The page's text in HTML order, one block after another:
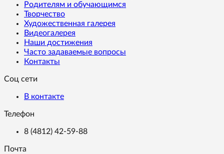
Родителям и обучающимся
Творчество
Художественная галерея
Видеогалерея
Наши достижения
Часто задаваемые вопросы
Контакты
Соц сети
В контакте
Телефон
8 (4812) 42-59-88
Почта